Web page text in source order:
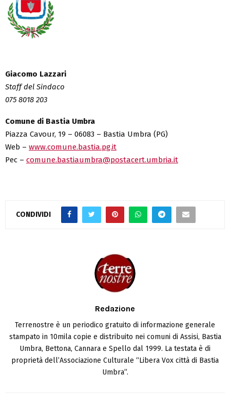
Giacomo Lazzari
Staff del Sindaco
075 8018 203
Comune di Bastia Umbra
Piazza Cavour, 19 – 06083 – Bastia Umbra (PG)
Web – www.comune.bastia.pg.it
Pec – comune.bastiaumbra@postacert.umbria.it
CONDIVIDI
Redazione
Terrenostre è un periodico gratuito di informazione generale
stampato in 10mila copie e distribuito nei comuni di Assisi, Bastia
Umbra, Bettona, Cannara e Spello dal 1999. La testata è di
proprietà dell’Associazione Culturale “Libera Vox città di Bastia
Umbra”.